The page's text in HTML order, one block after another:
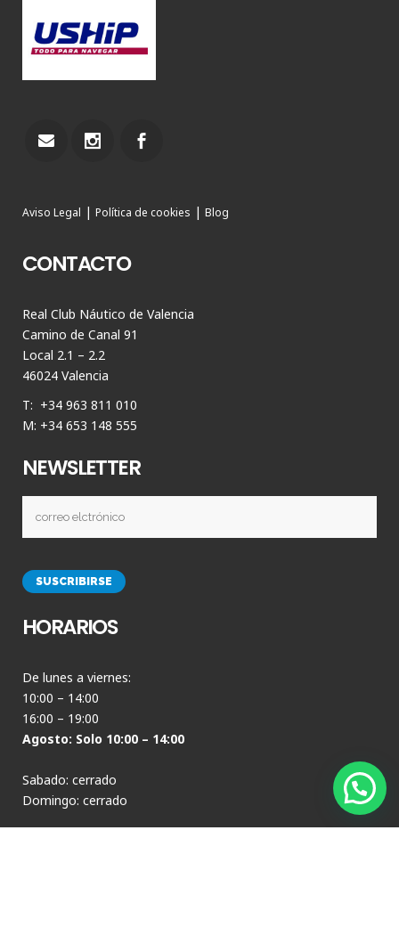
Aviso Legal | Política de cookies | Blog
CONTACTO
Real Club Náutico de Valencia
Camino de Canal 91
Local 2.1 – 2.2
46024 Valencia
T: +34 963 811 010
M: +34 653 148 555
NEWSLETTER
HORARIOS
De lunes a viernes:
10:00 – 14:00
16:00 – 19:00
Agosto: Solo 10:00 – 14:00
Sabado: cerrado
Domingo: cerrado